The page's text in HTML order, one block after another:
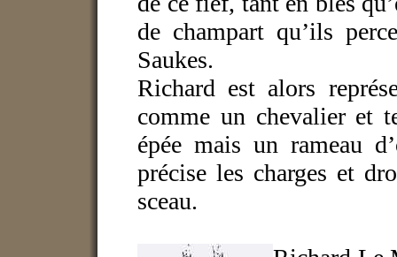
de champart qu’ils
Saukes.
Richard est alors
comme un chevalier et
épée mais un rameau
précise les charges et
sceau.